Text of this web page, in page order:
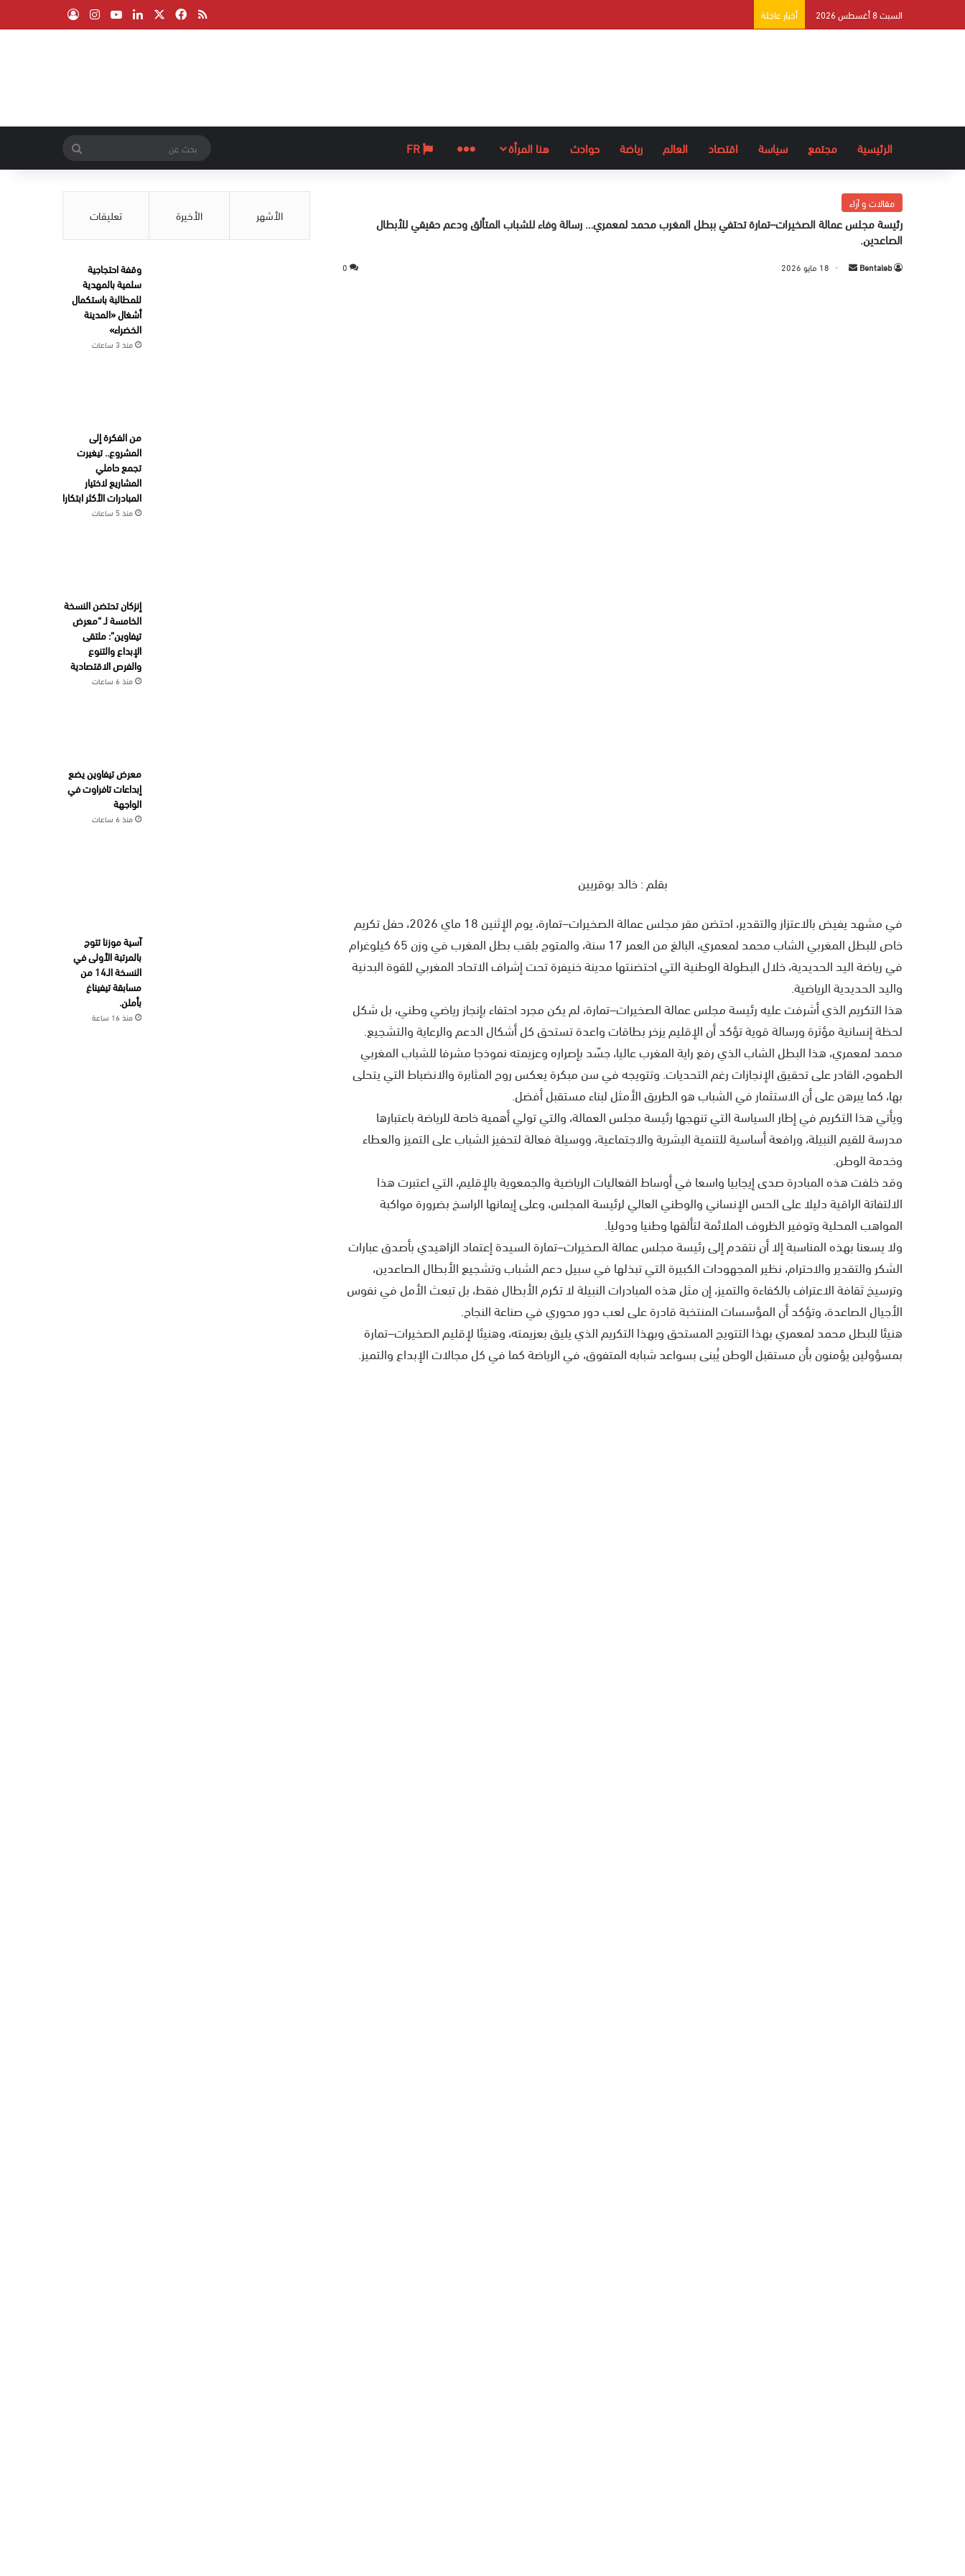
السبت 8 أغسطس 2026 أخبار عاجلة ملخص الموقع RSS
فيسبوك لينكدإن ‫YouTube
انستقرام
الرئيسية مجتمع سياسة اقتصاد العالم رياضة حوادث هنا المرأة المزيد
عن
مقالات و آراء
رئيسة مجلس عمالة الصخيرات–تمارة تحتفي ببطل المغرب محمد لمعمري… رسالة وفاء للشباب المتألق ودعم حقيقي للأبطال
الصاعدين.
Bentaleb 18 مايو 2026 0
بقلم : خالد بوقريين
في مشهد يفيض بالاعتزاز والتقدير، احتضن مقر مجلس عمالة الصخيرات–تمارة، يوم الإثنين 18 ماي 2026، حفل تكريم
خاص للبطل المغربي الشاب محمد لمعمري، البالغ من العمر 17 سنة، والمتوج بلقب بطل المغرب في وزن 65 كيلوغرام
في رياضة اليد الحديدية، خلال البطولة الوطنية التي احتضنتها مدينة خنيفرة تحت إشراف الاتحاد المغربي للقوة البدنية
واليد الحديدية الرياضية.
هذا التكريم الذي أشرفت عليه رئيسة مجلس عمالة الصخيرات–تمارة، لم يكن مجرد احتفاء بإنجاز رياضي وطني، بل شكل
لحظة إنسانية مؤثرة ورسالة قوية تؤكد أن الإقليم يزخر بطاقات واعدة تستحق كل أشكال الدعم والرعاية والتشجيع.
محمد لمعمري، هذا البطل الشاب الذي رفع راية المغرب عاليا، جسّد بإصراره وعزيمته نموذجا مشرفا للشباب المغربي
الطموح، القادر على تحقيق الإنجازات رغم التحديات. وتتويجه في سن مبكرة يعكس روح المثابرة والانضباط التي يتحلى
بها، كما يبرهن على أن الاستثمار في الشباب هو الطريق الأمثل لبناء مستقبل أفضل.
ويأتي هذا التكريم في إطار السياسة التي تنهجها رئيسة مجلس العمالة، والتي تولي أهمية خاصة للرياضة باعتبارها
مدرسة للقيم النبيلة، ورافعة أساسية للتنمية البشرية والاجتماعية، ووسيلة فعالة لتحفيز الشباب على التميز والعطاء
وخدمة الوطن.
وقد خلفت هذه المبادرة صدى إيجابيا واسعا في أوساط الفعاليات الرياضية والجمعوية بالإقليم، التي اعتبرت هذا
الالتفاتة الراقية دليلا على الحس الإنساني والوطني العالي لرئيسة المجلس، وعلى إيمانها الراسخ بضرورة مواكبة
المواهب المحلية وتوفير الظروف الملائمة لتألقها وطنيا ودوليا.
ولا يسعنا بهذه المناسبة إلا أن نتقدم إلى رئيسة مجلس عمالة الصخيرات–تمارة السيدة إعتماد الزاهيدي بأصدق عبارات
الشكر والتقدير والاحترام، نظير المجهودات الكبيرة التي تبذلها في سبيل دعم الشباب وتشجيع الأبطال الصاعدين،
وترسيخ ثقافة الاعتراف بالكفاءة والتميز، إن مثل هذه المبادرات النبيلة لا تكرم الأبطال فقط، بل تبعث الأمل في نفوس
الأجيال الصاعدة، وتؤكد أن المؤسسات المنتخبة قادرة على لعب دور محوري في صناعة النجاح.
هنيئا للبطل محمد لمعمري بهذا التتويج المستحق وبهذا التكريم الذي يليق بعزيمته، وهنيئا لإقليم الصخيرات–تمارة
بمسؤولين يؤمنون بأن مستقبل الوطن يُبنى بسواعد شبابه المتفوق، في الرياضة كما في كل مجالات الإبداع والتميز.
الأشهر الأخيرة تعليقات
وقفة احتجاجية
سلمية بالمهدية
للمطالبة باستكمال
أشغال «المدينة
الخضراء»
منذ 3 ساعات
من الفكرة إلى
المشروع.. تيغيرت
تجمع حاملي
المشاريع لاختيار
المبادرات الأكثر ابتكارا
منذ 5 ساعات
إنزكان تحتضن النسخة
الخامسة لـ “معرض
تيفاوين”: ملتقى
الإبداع والتنوع
والفرص الاقتصادية
منذ 6 ساعات
معرض تيفاوين يضع
إبداعات تافراوت في
الواجهة
منذ 6 ساعات
آسية موزنا تتوج
بالمرتبة الأولى في
النسخة الـ14 من
مسابقة تيفيناغ
بأملن.
منذ 16 ساعة